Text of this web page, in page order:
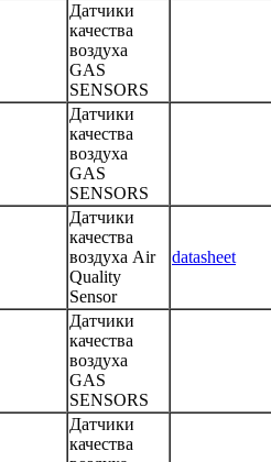
Датчики
качества
воздуха
GAS
SENSORS
Датчики
качества
воздуха
GAS
SENSORS
Датчики
качества
воздуха Air
Quality
Sensor
datasheet
Датчики
качества
воздуха
GAS
SENSORS
Датчики
качества